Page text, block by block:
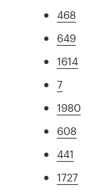
468
649
1614
7
1980
608
441
1727